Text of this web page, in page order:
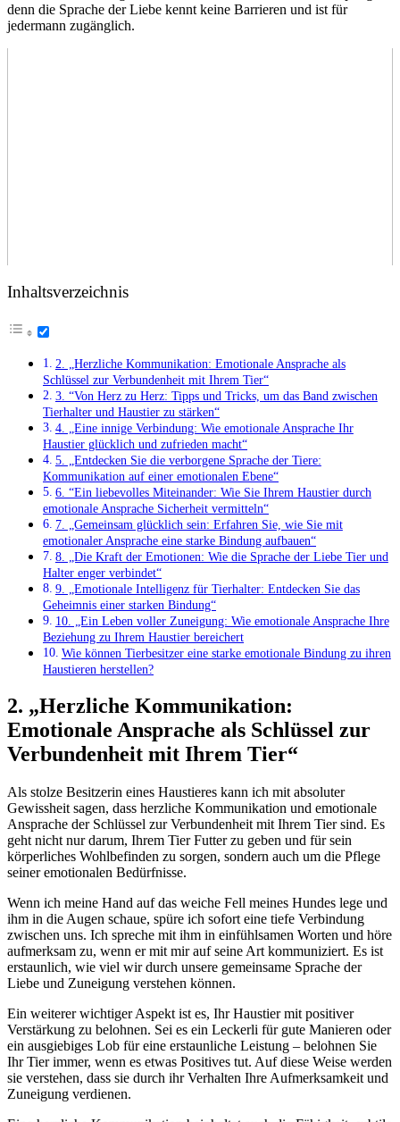
⁢denn‍ die Sprache der ⁢Liebe kennt keine ⁢Barrieren und ist für
jedermann zugänglich.
Inhaltsverzeichnis
2. „Herzliche Kommunikation:‌ Emotionale Ansprache als⁢
Schlüssel zur Verbundenheit mit ⁢Ihrem Tier“
3. ⁤“Von Herz‍ zu Herz: Tipps und‌ Tricks, um das Band ‍zwischen
Tierhalter ⁢und Haustier zu stärken“
4. „Eine innige ⁢Verbindung: Wie ⁤emotionale Ansprache Ihr‍
Haustier glücklich und zufrieden ⁢macht“
5. „Entdecken Sie die‍ verborgene Sprache der Tiere:
Kommunikation auf einer emotionalen Ebene“
6. ‌“Ein liebevolles Miteinander: Wie Sie​ Ihrem ‍Haustier durch
‍emotionale⁣ Ansprache⁤ Sicherheit vermitteln“
7. „Gemeinsam glücklich sein: Erfahren ​Sie, wie Sie⁤ mit
emotionaler Ansprache⁢ eine starke Bindung aufbauen“
8. „Die Kraft​ der ‍Emotionen:⁣ Wie die Sprache⁣ der Liebe Tier und
Halter ‍enger verbindet“
9. „Emotionale Intelligenz für Tierhalter: Entdecken Sie das
Geheimnis einer starken Bindung“
10. „Ein Leben voller Zuneigung:​ Wie emotionale Ansprache Ihre
Beziehung zu Ihrem Haustier bereichert
Wie können Tierbesitzer eine starke emotionale Bindung zu ihren
Haustieren herstellen?
2. „Herzliche Kommunikation:‌
Emotionale Ansprache als⁢ Schlüssel zur
Verbundenheit mit ⁢Ihrem Tier“
Als stolze Besitzerin eines Haustieres kann ich ‍mit absoluter
Gewissheit sagen,⁣ dass herzliche Kommunikation und emotionale
Ansprache der Schlüssel zur Verbundenheit mit Ihrem ⁢Tier sind. Es
geht nicht nur darum, Ihrem ‍Tier Futter zu geben und für⁤ sein
körperliches Wohlbefinden zu sorgen, sondern ⁤auch⁣ um​ die Pflege
seiner emotionalen Bedürfnisse.
Wenn ich meine Hand ‍auf​ das weiche Fell meines Hundes lege und
⁣ihm in die Augen⁤ schaue, spüre ich sofort eine⁣ tiefe Verbindung
zwischen uns. Ich​ spreche mit ⁢ihm ‍in ⁢einfühlsamen ‍Worten und höre
aufmerksam zu, wenn er⁣ mit mir auf seine Art kommuniziert. Es ist
erstaunlich, wie viel wir durch unsere gemeinsame Sprache der‍
Liebe ⁢und ‍Zuneigung verstehen können.
Ein ⁤weiterer wichtiger Aspekt ist‌ es, Ihr Haustier mit positiver
Verstärkung zu belohnen. Sei es‍ ein Leckerli für gute Manieren oder
⁢ein ausgiebiges Lob für ⁤eine erstaunliche Leistung​ – belohnen⁤ Sie
Ihr Tier immer, wenn‌ es etwas Positives ‌tut. ​Auf diese Weise werden
sie verstehen, dass sie durch ihr Verhalten ​Ihre⁣ Aufmerksamkeit und
Zuneigung ‍verdienen.